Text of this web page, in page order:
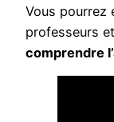
Vous pourrez
professeurs
comprendre